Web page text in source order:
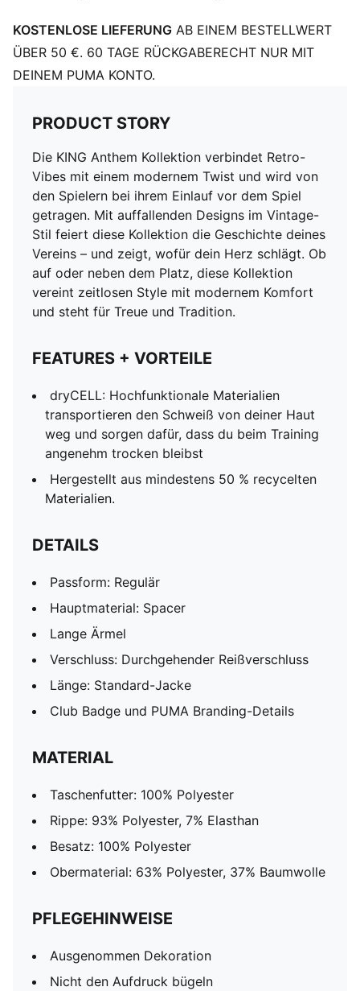
KOSTENLOSE LIEFERUNG AB EINEM BESTELLWERT
ÜBER 50 €. 60 TAGE RÜCKGABERECHT NUR MIT
DEINEM PUMA KONTO.
PRODUCT STORY
Die KING Anthem Kollektion verbindet Retro-
Vibes mit einem modernem Twist und wird von
den Spielern bei ihrem Einlauf vor dem Spiel
getragen. Mit auffallenden Designs im Vintage-
Stil feiert diese Kollektion die Geschichte deines
Vereins – und zeigt, wofür dein Herz schlägt. Ob
auf oder neben dem Platz, diese Kollektion
vereint zeitlosen Style mit modernem Komfort
und steht für Treue und Tradition.
FEATURES + VORTEILE
dryCELL: Hochfunktionale Materialien
transportieren den Schweiß von deiner Haut
weg und sorgen dafür, dass du beim Training
angenehm trocken bleibst
Hergestellt aus mindestens 50 % recycelten
Materialien.
DETAILS
Passform: Regulär
Hauptmaterial: Spacer
Lange Ärmel
Verschluss: Durchgehender Reißverschluss
Länge: Standard-Jacke
Club Badge und PUMA Branding-Details
MATERIAL
Taschenfutter: 100% Polyester
Rippe: 93% Polyester, 7% Elasthan
Besatz: 100% Polyester
Obermaterial: 63% Polyester, 37% Baumwolle
PFLEGEHINWEISE
Ausgenommen Dekoration
Nicht den Aufdruck bügeln